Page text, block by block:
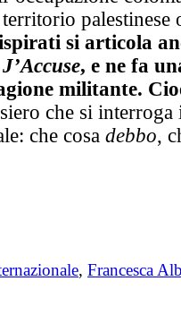
si articola
J’Accuse, e ne fa
militante.
che si interroga
che cosa debbo,
, Francesca